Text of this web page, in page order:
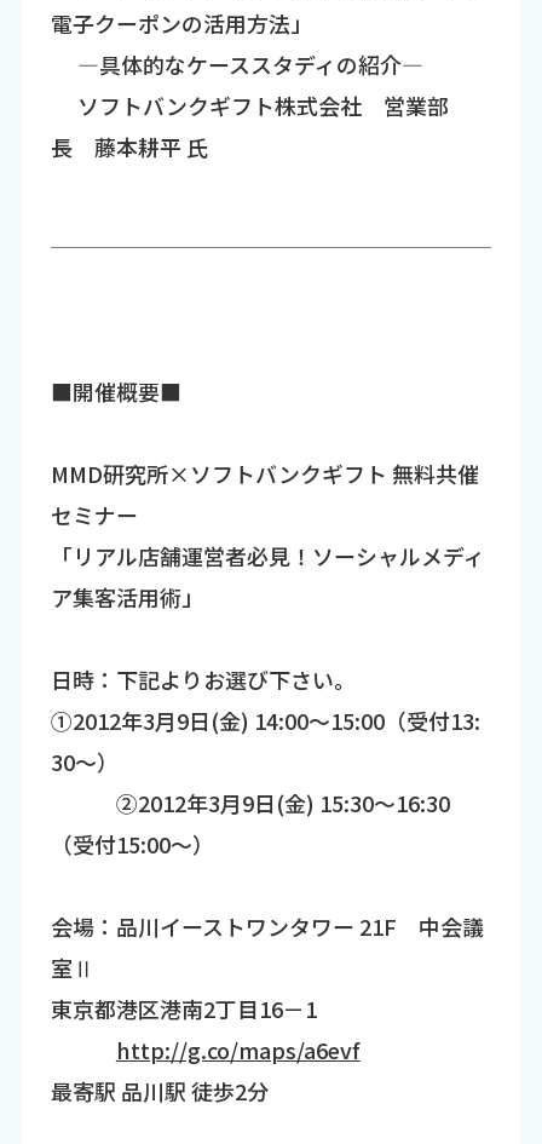
電子クーポンの活用方法」
―具体的なケーススタディの紹介―
ソフトバンクギフト株式会社 営業部
長 藤本耕平 氏
■開催概要■
MMD研究所×ソフトバンクギフト 無料共催
セミナー
「リアル店舗運営者必見！ソーシャルメディ
ア集客活用術」
日時：下記よりお選び下さい。
①2012年3月9日(金) 14:00～15:00（受付13:
30～）
②2012年3月9日(金) 15:30～16:30
（受付15:00～）
会場：品川イーストワンタワー 21F 中会議
室Ⅱ
東京都港区港南2丁目16－1
http://g.co/maps/a6evf
最寄駅 品川駅 徒歩2分